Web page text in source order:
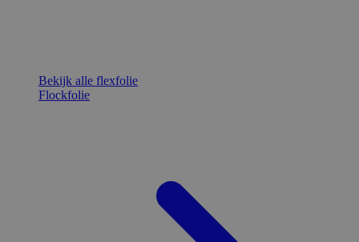
Bekijk alle flexfolie
Flockfolie